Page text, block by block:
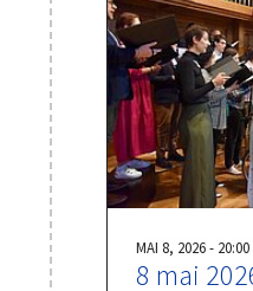
MAI 8, 2026 - 20:00
8 mai